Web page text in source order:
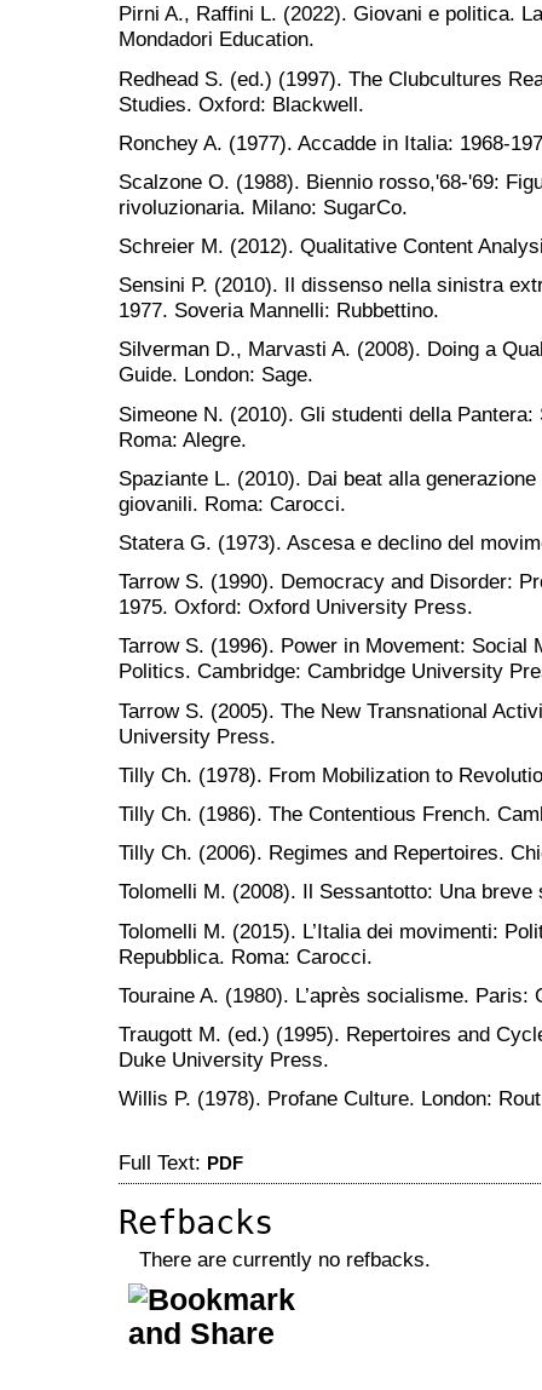
Pirni A., Raffini L. (2022). Giovani e politica.
Mondadori Education.
Redhead S. (ed.) (1997). The Clubcultures
Studies. Oxford: Blackwell.
Ronchey A. (1977). Accadde in Italia: 1968-
Scalzone O. (1988). Biennio rosso,'68-'69:
rivoluzionaria. Milano: SugarCo.
Schreier M. (2012). Qualitative Content
Sensini P. (2010). Il dissenso nella sinistra
1977. Soveria Mannelli: Rubbettino.
Silverman D., Marvasti A. (2008). Doing a
Guide. London: Sage.
Simeone N. (2010). Gli studenti della
Roma: Alegre.
Spaziante L. (2010). Dai beat alla
giovanili. Roma: Carocci.
Statera G. (1973). Ascesa e declino del
Tarrow S. (1990). Democracy and Disorder:
1975. Oxford: Oxford University Press.
Tarrow S. (1996). Power in Movement: Social
Politics. Cambridge: Cambridge University
Tarrow S. (2005). The New Transnational
University Press.
Tilly Ch. (1978). From Mobilization to
Tilly Ch. (1986). The Contentious French.
Tilly Ch. (2006). Regimes and Repertoires.
Tolomelli M. (2008). Il Sessantotto: Una
Tolomelli M. (2015). L’Italia dei movimenti:
Repubblica. Roma: Carocci.
Touraine A. (1980). L’après socialisme. Paris:
Traugott M. (ed.) (1995). Repertoires and
Duke University Press.
Willis P. (1978). Profane Culture. London:
Full Text: PDF
Refbacks
There are currently no refbacks.